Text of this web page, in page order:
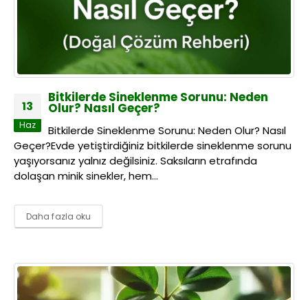
13
Haz
Bitkilerde Sineklenme Sorunu: Neden
Olur? Nasıl Geçer?
Bitkilerde Sineklenme Sorunu: Neden Olur? Nasıl
Geçer?Evde yetiştirdiğiniz bitkilerde sineklenme sorunu
yaşıyorsanız yalnız değilsiniz. Saksıların etrafında
dolaşan minik sinekler, hem...
Daha fazla oku